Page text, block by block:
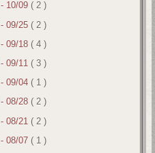
10/09 ( 2 )
09/25 ( 2 )
09/18 ( 4 )
09/11 ( 3 )
09/04 ( 1 )
08/28 ( 2 )
08/21 ( 2 )
08/07 ( 1 )